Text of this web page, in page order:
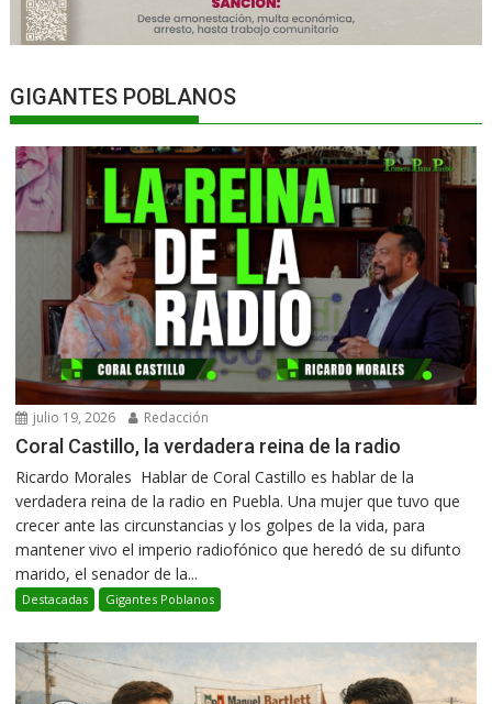
GIGANTES POBLANOS
julio 19, 2026 Redacción
Coral Castillo, la verdadera reina de la radio
Ricardo Morales Hablar de Coral Castillo es hablar de la
verdadera reina de la radio en Puebla. Una mujer que tuvo que
crecer ante las circunstancias y los golpes de la vida, para
mantener vivo el imperio radiofónico que heredó de su difunto
marido, el senador de la...
Destacadas Gigantes Poblanos